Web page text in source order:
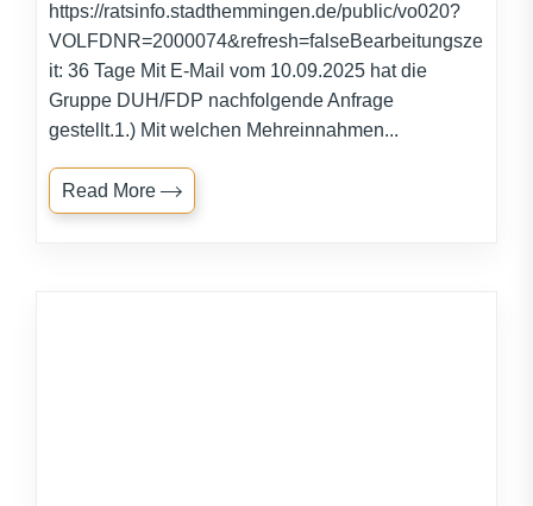
https://ratsinfo.stadthemmingen.de/public/vo020?
VOLFDNR=2000074&refresh=falseBearbeitungsze
it: 36 Tage Mit E-Mail vom 10.09.2025 hat die
Gruppe DUH/FDP nachfolgende Anfrage
gestellt.1.) Mit welchen Mehreinnahmen...
Read More